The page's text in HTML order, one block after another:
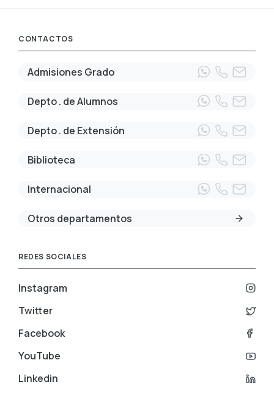
CONTACTOS
Admisiones Grado
Depto . de Alumnos
Depto . de Extensión
Biblioteca
Internacional
Otros departamentos
REDES SOCIALES
Instagram
Twitter
Facebook
YouTube
Linkedin